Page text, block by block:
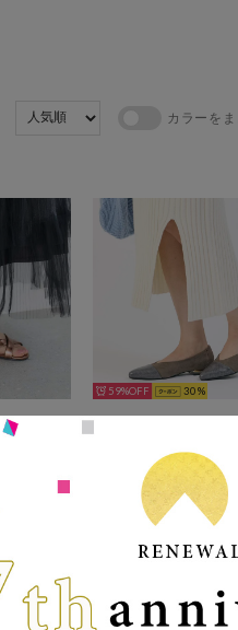
カラーを
59% 30
noyau
￥3,190